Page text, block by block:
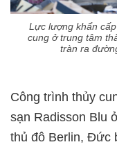
Lực lượng khẩn
cung ở trung tâm
tràn ra
Công trình thủy
sạn Radisson Blu
thủ đô Berlin, Đức